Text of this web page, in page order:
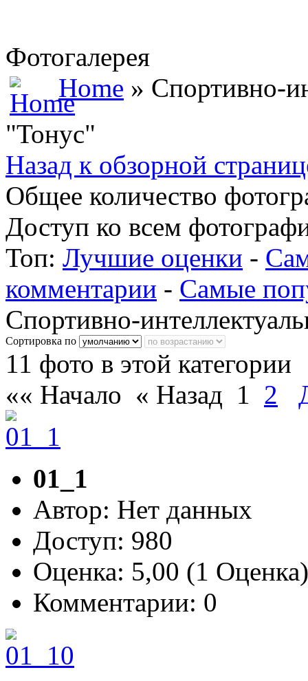
Фотогалерея
Home » Спортивно-
"Тонус"
Назад к обзорной
Общее количество
Доступ ко всем
Топ: Лучшие оценки -
комментарии - Самые
Спортивно-
Сортировка по
11 фото в этой категории
«« Начало « Назад 1 2
01_1
Автор: Нет данных
Доступ: 980
Оценка: 5,00 (1
Комментарии: 0